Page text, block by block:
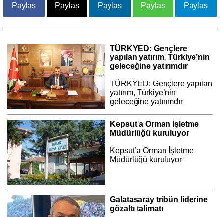
Paylas Paylas Paylas Paylas Paylas
TÜRKYED: Gençlere
yapılan yatırım, Türkiye’nin
geleceğine yatırımdır
TÜRKYED: Gençlere yapılan
yatırım, Türkiye’nin
geleceğine yatırımdır
Kepsut’a Orman İşletme
Müdürlüğü kuruluyor
Kepsut’a Orman İşletme
Müdürlüğü kuruluyor
Galatasaray tribün liderine
gözaltı talimatı